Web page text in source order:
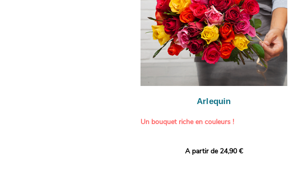
Arlequin
Un bouquet riche en couleurs !
vives pour un effet vitaminé garanti. Un
A partir de 24,90 €